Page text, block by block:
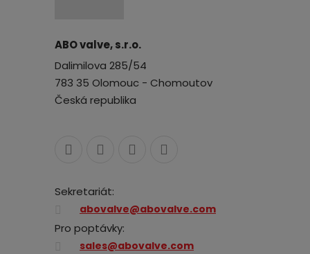
ABO valve, s.r.o.
Dalimilova 285/54
783 35 Olomouc - Chomoutov
Česká republika
Sekretariát:
abovalve@abovalve.com
Pro poptávky:
sales@abovalve.com